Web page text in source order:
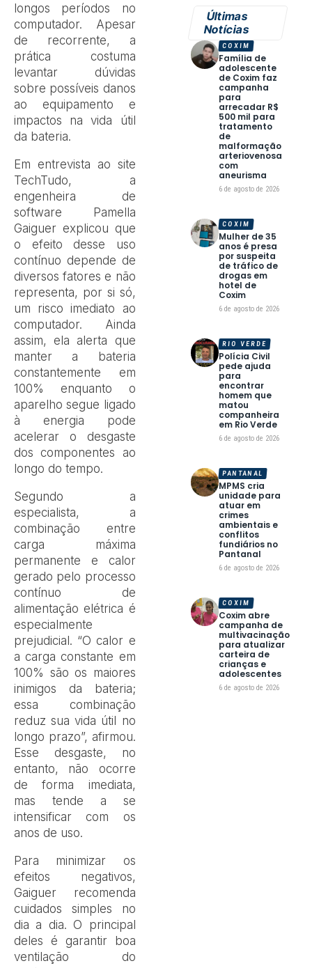
longos períodos no
computador. Apesar
de recorrente, a
prática costuma
levantar dúvidas
sobre possíveis danos
ao equipamento e
impactos na vida útil
da bateria.
Em entrevista ao site
TechTudo, a
engenheira de
software Pamella
Gaiguer explicou que
o efeito desse uso
contínuo depende de
diversos fatores e não
representa, por si só,
um risco imediato ao
computador. Ainda
assim, ela alerta que
manter a bateria
constantemente em
100% enquanto o
aparelho segue ligado
à energia pode
acelerar o desgaste
dos componentes ao
longo do tempo.
Segundo a
especialista, a
combinação entre
carga máxima
permanente e calor
gerado pelo processo
contínuo de
alimentação elétrica é
especialmente
prejudicial. “O calor e
a carga constante em
100% são os maiores
inimigos da bateria;
essa combinação
reduz sua vida útil no
longo prazo”, afirmou.
Esse desgaste, no
entanto, não ocorre
de forma imediata,
mas tende a se
intensificar com os
anos de uso.
Para minimizar os
efeitos negativos,
Gaiguer recomenda
cuidados simples no
dia a dia. O principal
deles é garantir boa
ventilação do
Últimas
Notícias
Família de
adolescente
de Coxim faz
campanha
para
arrecadar R$
500 mil para
tratamento
de
malformação
arteriovenosa
com
aneurisma
6 de agosto de 2026
COXIM
Mulher de 35
anos é presa
por suspeita
de tráfico de
drogas em
hotel de
Coxim
6 de agosto de 2026
COXIM
Polícia Civil
pede ajuda
para
encontrar
homem que
matou
companheira
em Rio Verde
6 de agosto de 2026
RIO VERDE
MPMS cria
unidade para
atuar em
crimes
ambientais e
conflitos
fundiários no
Pantanal
6 de agosto de 2026
PANTANAL
Coxim abre
campanha de
multivacinação
para atualizar
carteira de
crianças e
adolescentes
6 de agosto de 2026
COXIM